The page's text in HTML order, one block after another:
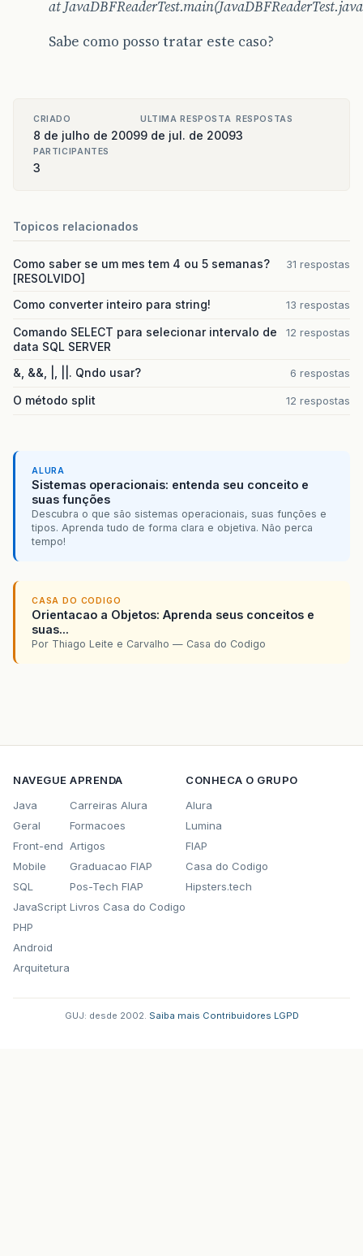
at
Sabe como posso tratar este caso?
CRIADO
8 de julho de 2009
ULTIMA RESPOSTA
9 de jul. de 2009
RESPOSTAS
3
PARTICIPANTES
3
Topicos relacionados
Como saber se um mes tem 4 ou 5 semanas?
[RESOLVIDO]
31 respostas
Como converter inteiro para string! 13 respostas
Comando SELECT para selecionar intervalo de
data SQL SERVER
12 respostas
&, &&, |, ||. Qndo usar? 6 respostas
O método split 12 respostas
ALURA
Sistemas operacionais: entenda seu conceito e
suas funções
Descubra o que são sistemas operacionais, suas funções e
tipos. Aprenda tudo de forma clara e objetiva. Não perca
tempo!
CASA DO CODIGO
Orientacao a Objetos: Aprenda seus conceitos e
suas...
Por Thiago Leite e Carvalho — Casa do Codigo
NAVEGUE
Java
Geral
Front-end
Mobile
SQL
JavaScript
PHP
Android
Arquitetura
APRENDA
Carreiras Alura
Formacoes
Artigos
Graduacao FIAP
Pos-Tech FIAP
Livros Casa do Codigo
CONHECA O GRUPO
Alura
Lumina
FIAP
Casa do Codigo
Hipsters.tech
GUJ: desde 2002. Saiba mais Contribuidores LGPD